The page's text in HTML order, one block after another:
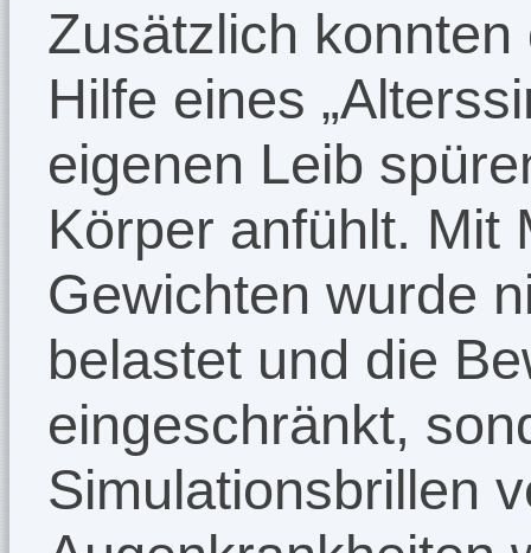
Zusätzlich
Hilfe eines
eigenen Leib
Körper anfühlt. Mit
Gewichten wurde
belastet und die
eingeschränkt,
Simulationsbrillen